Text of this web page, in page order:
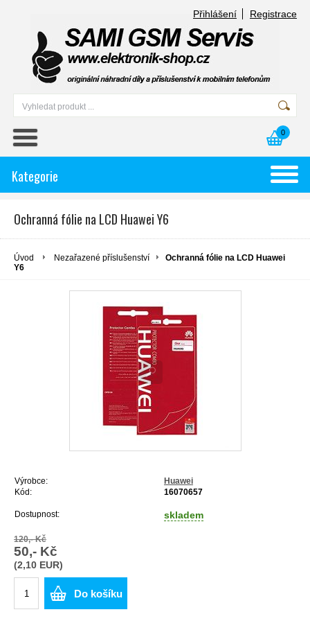
Přihlášení Registrace
0
Kategorie
Ochranná fólie na LCD Huawei Y6
Úvod Nezařazené příslušenství
Ochranná fólie na LCD Huawei
Y6
Výrobce:
Huawei
Kód:
16070657
Dostupnost: skladem
120,- Kč
50,- Kč
(2,10 EUR)
Do košíku